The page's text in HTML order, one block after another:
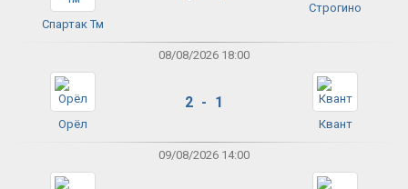
Спартак Тм
Строгино
08/08/2026 18:00
Орёл
2 - 1
Квант
09/08/2026 14:00